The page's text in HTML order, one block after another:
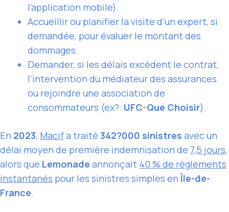
l’application mobile).
Accueillir ou planifier la visite d’un expert, si
demandée, pour évaluer le montant des
dommages.
Demander, si les délais excèdent le contrat,
l’intervention du médiateur des assurances
ou rejoindre une association de
consommateurs (ex?: UFC-Que Choisir).
En 2023, Macifa traité 342?000 sinistres avec un
délai moyen de première indemnisation de 7,5 jours,
alors que Lemonade annonçait 40 % de règlements
instantanés pour les sinistres simples enÎle-de-
France.